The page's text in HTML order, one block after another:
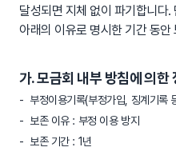
달성되면 지체 없이 파기합니다
아래의 이유로 명시한 기간 동안
가. 모금회 내부 방침에 의한
부정이용기록(부정가입, 징계기록
보존 이유 : 부정 이용 방지
보존 기간 : 1년